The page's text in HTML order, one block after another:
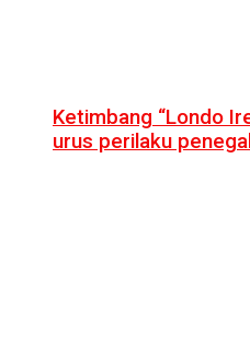
Ketimbang “Londo
urus perilaku